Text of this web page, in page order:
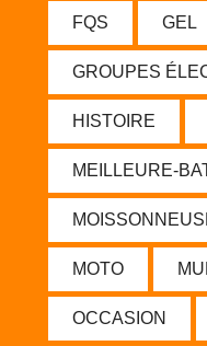
FQS GEL
GROUPES
HISTOIRE
MEILLEURE-
MOTO
OCCASION